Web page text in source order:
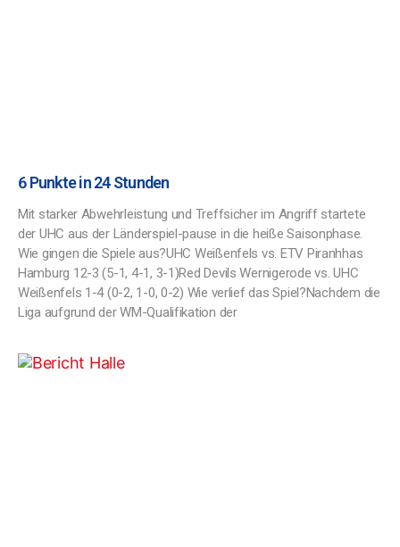
6 Punkte in 24 Stunden
Mit starker Abwehrleistung und Treffsicher im Angriff startete
der UHC aus der Länderspiel-pause in die heiße Saisonphase.
Wie gingen die Spiele aus?UHC Weißenfels vs. ETV Piranhhas
Hamburg 12-3 (5-1, 4-1, 3-1)Red Devils Wernigerode vs. UHC
Weißenfels 1-4 (0-2, 1-0, 0-2) Wie verlief das Spiel?Nachdem die
Liga aufgrund der WM-Qualifikation der